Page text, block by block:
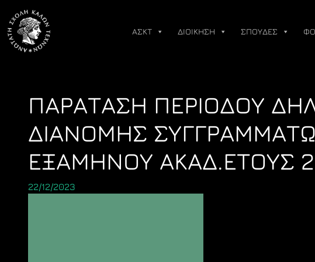
content
ΑΣΚΤ ΔΙΟΙΚΗΣΗ ΣΠΟΥΔΕΣ
ΠΑΡΑΤΑΣΗ ΠΕΡΙΟΔΟΥ
ΔΙΑΝΟΜΗΣ
ΕΞΑΜΗΝΟΥ ΑΚΑΔ.ΕΤΟΥΣ
22/12/2023